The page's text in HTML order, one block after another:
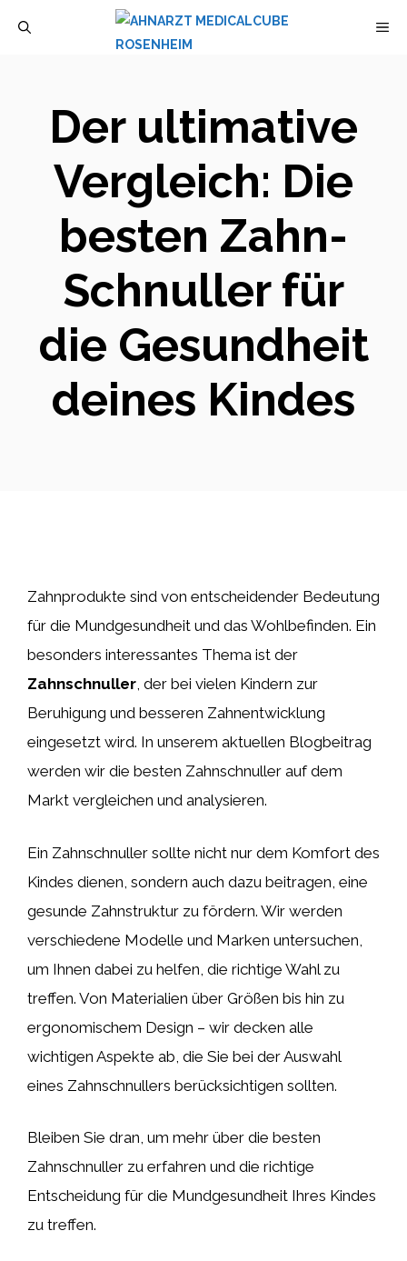
Der ultimative
Vergleich: Die
besten Zahn-
Schnuller für
die Gesundheit
deines Kindes
Zahnprodukte sind von entscheidender Bedeutung
für die Mundgesundheit und das Wohlbefinden. Ein
besonders interessantes Thema ist der
Zahnschnuller, der bei vielen Kindern zur
Beruhigung und besseren Zahnentwicklung
eingesetzt wird. In unserem aktuellen Blogbeitrag
werden wir die besten Zahnschnuller auf dem
Markt vergleichen und analysieren.
Ein Zahnschnuller sollte nicht nur dem Komfort des
Kindes dienen, sondern auch dazu beitragen, eine
gesunde Zahnstruktur zu fördern. Wir werden
verschiedene Modelle und Marken untersuchen,
um Ihnen dabei zu helfen, die richtige Wahl zu
treffen. Von Materialien über Größen bis hin zu
ergonomischem Design – wir decken alle
wichtigen Aspekte ab, die Sie bei der Auswahl
eines Zahnschnullers berücksichtigen sollten.
Bleiben Sie dran, um mehr über die besten
Zahnschnuller zu erfahren und die richtige
Entscheidung für die Mundgesundheit Ihres Kindes
zu treffen.